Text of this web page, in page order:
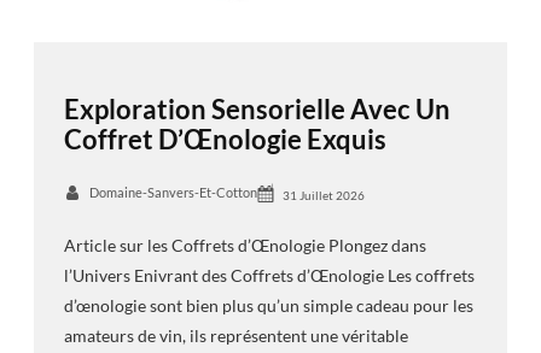
Exploration Sensorielle Avec Un
Coffret D’Œnologie Exquis
Domaine-Sanvers-Et-Cotton 31 Juillet 2026
Article sur les Coffrets d’Œnologie Plongez dans
l’Univers Enivrant des Coffrets d’Œnologie Les coffrets
d’œnologie sont bien plus qu’un simple cadeau pour les
amateurs de vin, ils représentent une véritable